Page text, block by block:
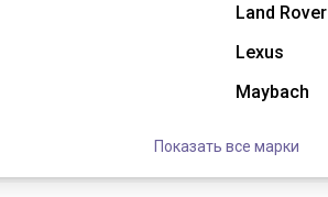
Land Rover
Lexus
Maybach
Показать все марки